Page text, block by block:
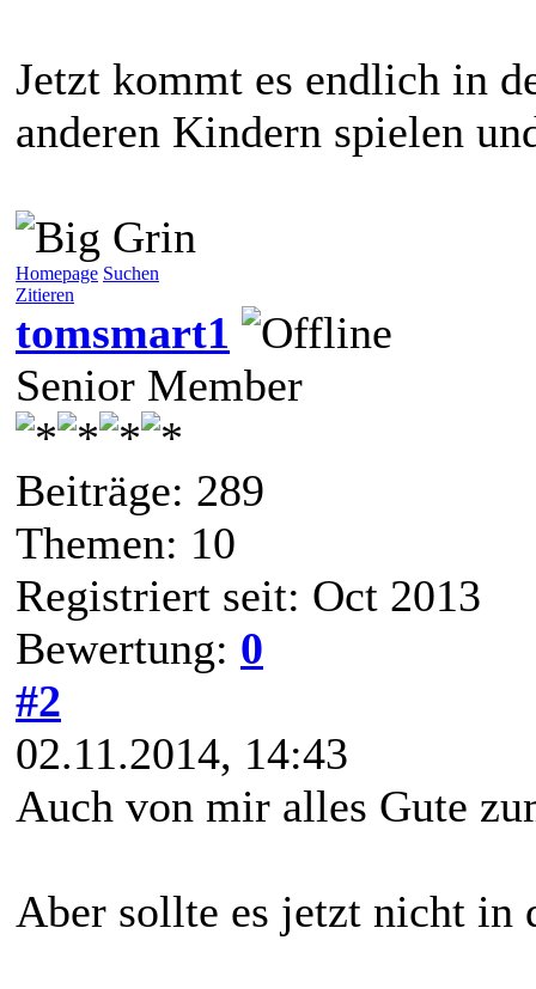
Jetzt kommt es endlich in
anderen Kindern spielen
Homepage Suchen
Zitieren
tomsmart1
Senior Member
Beiträge: 289
Themen: 10
Registriert seit: Oct 2013
Bewertung: 0
#2
02.11.2014, 14:43
Auch von mir alles Gute
Aber sollte es jetzt nicht in